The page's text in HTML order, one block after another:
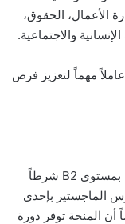
الأعمال، الحقوق،
والاجتماعية.
مهماً لتعزيز فرص
يعد الحصول على شهادة إتقان اللغة الإنكليزية بمستوى B2 شرطاً
الماجستير بإحدى
أن المنحة توفر دورة